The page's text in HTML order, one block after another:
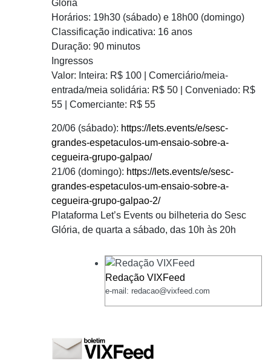
Glória
Horários: 19h30 (sábado) e 18h00 (domingo)
Classificação indicativa: 16 anos
Duração: 90 minutos
Ingressos
Valor: Inteira: R$ 100 | Comerciário/meia-
entrada/meia solidária: R$ 50 | Conveniado: R$
55 | Comerciante: R$ 55
20/06 (sábado): https://lets.events/e/sesc-
grandes-espetaculos-um-ensaio-sobre-a-
cegueira-grupo-galpao/
21/06 (domingo): https://lets.events/e/sesc-
grandes-espetaculos-um-ensaio-sobre-a-
cegueira-grupo-galpao-2/
Plataforma Let’s Events ou bilheteria do Sesc
Glória, de quarta a sábado, das 10h às 20h
Redação VIXFeed
e-mail: redacao@vixfeed.com